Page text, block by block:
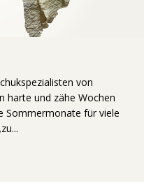
von
harte und zähe Wochen
Sommermonate für viele